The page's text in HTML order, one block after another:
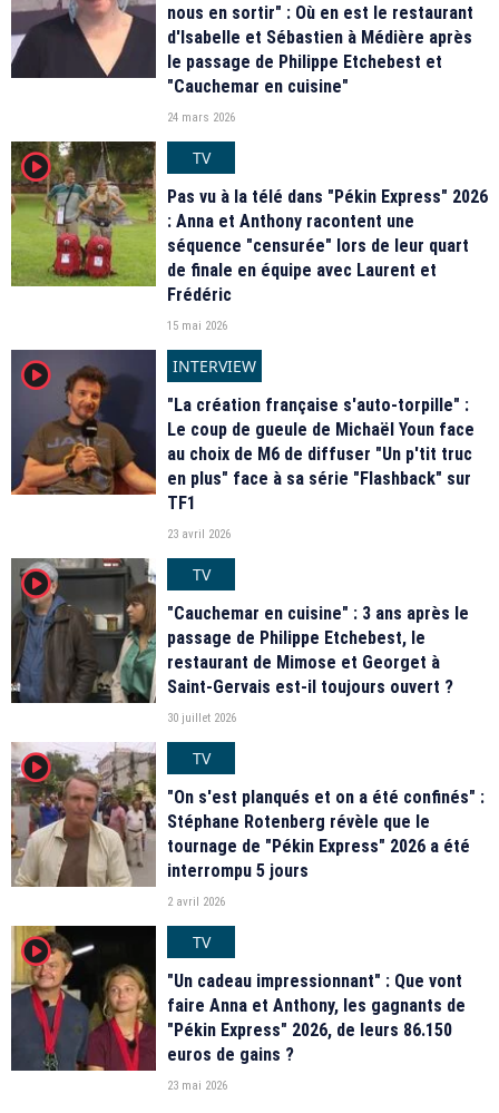
nous en sortir" : Où en est le restaurant
d'Isabelle et Sébastien à Médière après
le passage de Philippe Etchebest et
"Cauchemar en cuisine"
24 mars 2026
player2
TV
Pas vu à la télé dans "Pékin Express" 2026
: Anna et Anthony racontent une
séquence "censurée" lors de leur quart
de finale en équipe avec Laurent et
Frédéric
15 mai 2026
player2
INTERVIEW
"La création française s'auto-torpille" :
Le coup de gueule de Michaël Youn face
au choix de M6 de diffuser "Un p'tit truc
en plus" face à sa série "Flashback" sur
TF1
23 avril 2026
player2
TV
"Cauchemar en cuisine" : 3 ans après le
passage de Philippe Etchebest, le
restaurant de Mimose et Georget à
Saint-Gervais est-il toujours ouvert ?
30 juillet 2026
player2
TV
"On s'est planqués et on a été confinés" :
Stéphane Rotenberg révèle que le
tournage de "Pékin Express" 2026 a été
interrompu 5 jours
2 avril 2026
player2
TV
"Un cadeau impressionnant" : Que vont
faire Anna et Anthony, les gagnants de
"Pékin Express" 2026, de leurs 86.150
euros de gains ?
23 mai 2026